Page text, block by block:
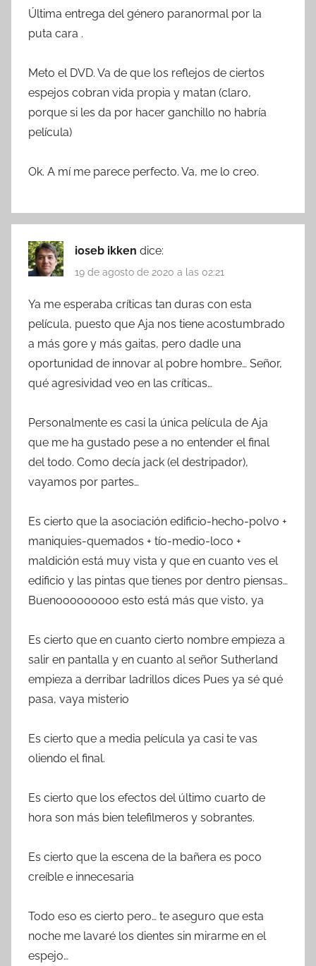
Última entrega del género paranormal por la
puta cara .
Meto el DVD. Va de que los reflejos de ciertos
espejos cobran vida propia y matan (claro,
porque si les da por hacer ganchillo no habría
película)
Ok. A mí me parece perfecto. Va, me lo creo.
ioseb ikken dice:
19 de agosto de 2020 a las 02:21
Ya me esperaba críticas tan duras con esta
película, puesto que Aja nos tiene acostumbrado
a más gore y más gaitas, pero dadle una
oportunidad de innovar al pobre hombre… Señor,
qué agresividad veo en las críticas…
Personalmente es casi la única película de Aja
que me ha gustado pese a no entender el final
del todo. Como decía jack (el destripador),
vayamos por partes…
Es cierto que la asociación edificio-hecho-polvo +
maniquies-quemados + tío-medio-loco +
maldición está muy vista y que en cuanto ves el
edificio y las pintas que tienes por dentro piensas…
Buenooooooooo esto está más que visto, ya
Es cierto que en cuanto cierto nombre empieza a
salir en pantalla y en cuanto al señor Sutherland
empieza a derribar ladrillos dices Pues ya sé qué
pasa, vaya misterio
Es cierto que a media película ya casi te vas
oliendo el final.
Es cierto que los efectos del último cuarto de
hora son más bien telefilmeros y sobrantes.
Es cierto que la escena de la bañera es poco
creíble e innecesaria
Todo eso es cierto pero… te aseguro que esta
noche me lavaré los dientes sin mirarme en el
espejo…